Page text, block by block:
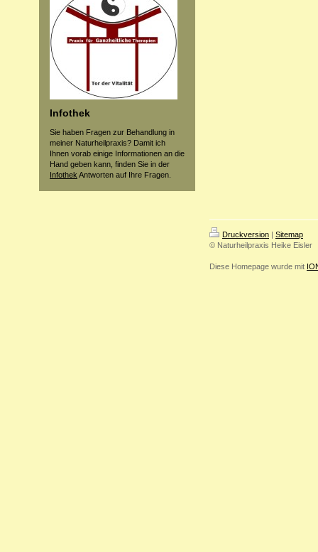
Infothek
Sie haben Fragen zur Behandlung in
meiner Naturheilpraxis? Damit ich
Ihnen vorab einige Informationen an die
Hand geben kann, finden Sie in der
Infothek Antworten auf Ihre Fragen.
Druckversion | Sitemap
© Naturheilpraxis Heike Eisler
Diese Homepage wurde mit